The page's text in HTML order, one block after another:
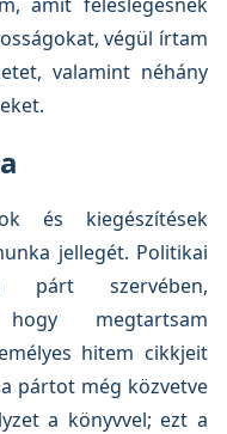
végül írtam
valamint néhány
és kiegészítések
jellegét. Politikai
párt szervében,
megtartsam
hitem cikkjeit
pártot még közvetve
a könyvvel; ezt a